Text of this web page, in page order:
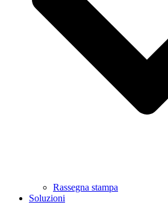
Rassegna stampa
Soluzioni